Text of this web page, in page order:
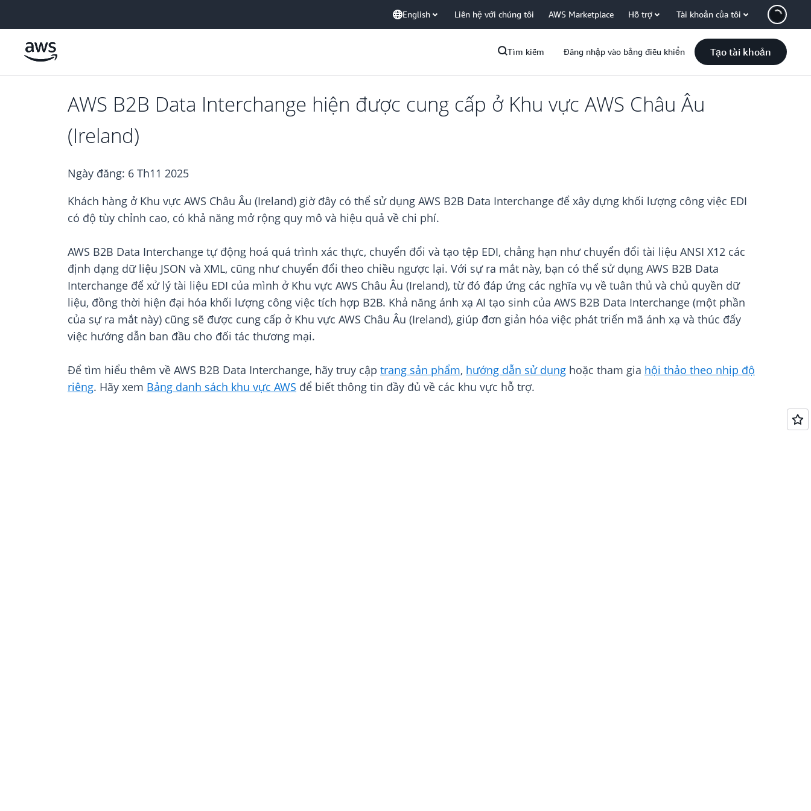
English Liên hệ với chúng tôi AWS Marketplace Hỗ trợ Tài khoản của tôi
Tìm kiếm Đăng nhập vào bảng điều khiển Tạo tài khoản
AWS B2B Data Interchange hiện được cung cấp ở Khu vực AWS Châu Âu
(Ireland)
Ngày đăng: 6 Th11 2025
Khách hàng ở Khu vực AWS Châu Âu (Ireland) giờ đây có thể sử dụng AWS B2B Data Interchange để xây dựng khối lượng công việc EDI
có độ tùy chỉnh cao, có khả năng mở rộng quy mô và hiệu quả về chi phí.
AWS B2B Data Interchange tự động hoá quá trình xác thực, chuyển đổi và tạo tệp EDI, chẳng hạn như chuyển đổi tài liệu ANSI X12 các
định dạng dữ liệu JSON và XML, cũng như chuyển đổi theo chiều ngược lại. Với sự ra mắt này, bạn có thể sử dụng AWS B2B Data
Interchange để xử lý tài liệu EDI của mình ở Khu vực AWS Châu Âu (Ireland), từ đó đáp ứng các nghĩa vụ về tuân thủ và chủ quyền dữ
liệu, đồng thời hiện đại hóa khối lượng công việc tích hợp B2B. Khả năng ánh xạ AI tạo sinh của AWS B2B Data Interchange (một phần
của sự ra mắt này) cũng sẽ được cung cấp ở Khu vực AWS Châu Âu (Ireland), giúp đơn giản hóa việc phát triển mã ánh xạ và thúc đẩy
việc hướng dẫn ban đầu cho đối tác thương mại.
Để tìm hiểu thêm về AWS B2B Data Interchange, hãy truy cập trang sản phẩm, hướng dẫn sử dụng hoặc tham gia hội thảo theo nhịp độ
riêng. Hãy xem Bảng danh sách khu vực AWS để biết thông tin đầy đủ về các khu vực hỗ trợ.